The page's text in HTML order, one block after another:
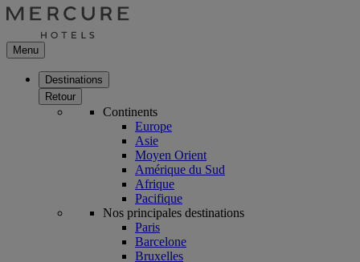
Menu
Destinations
Retour
Continents
Europe
Asie
Moyen Orient
Amérique du Sud
Afrique
Pacifique
Nos principales destinations
Paris
Barcelone
Bruxelles